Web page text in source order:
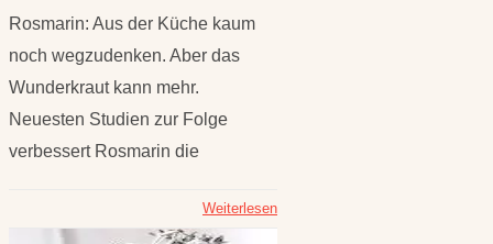
Rosmarin: Aus der Küche kaum
noch wegzudenken. Aber das
Wunderkraut kann mehr.
Neuesten Studien zur Folge
verbessert Rosmarin die
Weiterlesen